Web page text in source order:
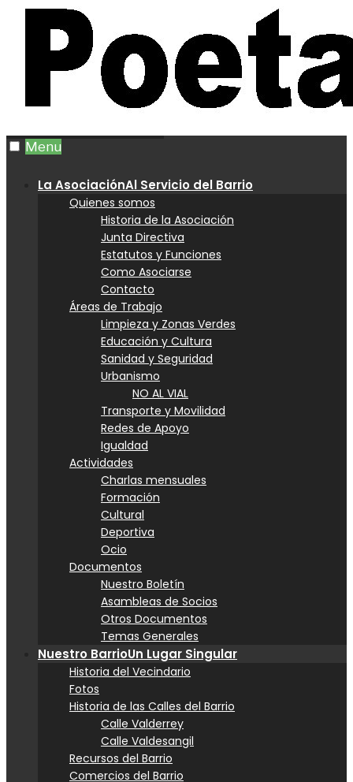
Menu
La AsociaciónAl Servicio del Barrio
Quienes somos
Historia de la Asociación
Junta Directiva
Estatutos y Funciones
Como Asociarse
Contacto
Áreas de Trabajo
Limpieza y Zonas Verdes
Educación y Cultura
Sanidad y Seguridad
Urbanismo
NO AL VIAL
Transporte y Movilidad
Redes de Apoyo
Igualdad
Actividades
Charlas mensuales
Formación
Cultural
Deportiva
Ocio
Documentos
Nuestro Boletín
Asambleas de Socios
Otros Documentos
Temas Generales
Nuestro BarrioUn Lugar Singular
Historia del Vecindario
Fotos
Historia de las Calles del Barrio
Calle Valderrey
Calle Valdesangil
Recursos del Barrio
Comercios del Barrio